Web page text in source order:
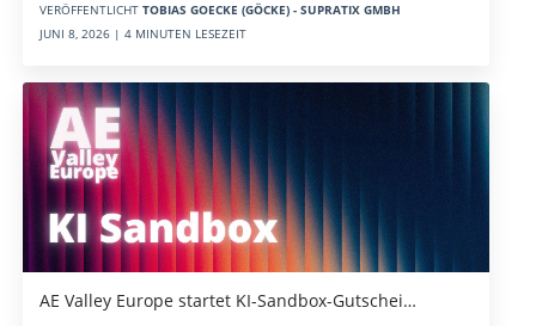
VERÖFFENTLICHT TOBIAS GOECKE (GÖCKE) - SUPRATIX GMBH
JUNI 8, 2026 | 4 MINUTEN LESEZEIT
AE Valley Europe startet KI-Sandbox-Gutschei…